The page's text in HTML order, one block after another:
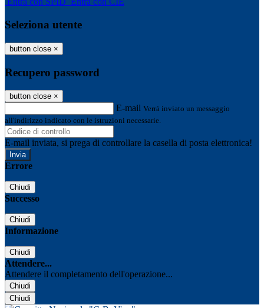
Seleziona utente
button close ×
Recupero password
button close ×
E-mail Verrà inviato un messaggio
all'indirizzo indicato con le istruzioni necessarie.
E-mail inviata, si prega di controllare la casella di posta elettronica!
Errore
Chiudi
Successo
Chiudi
Informazione
Chiudi
Attendere...
Attendere il completamento dell'operazione...
Chiudi
Chiudi